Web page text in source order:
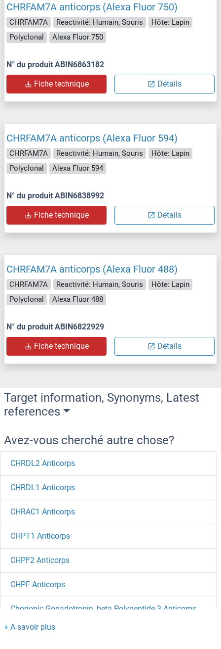
CHRFAM7A anticorps (Alexa Fluor 750)
CHRFAM7A Reactivité: Humain, Souris
Hôte: Lapin
Polyclonal
Alexa Fluor 750
N° du produit ABIN6863182
Fiche technique Détails
CHRFAM7A anticorps (Alexa Fluor 594)
CHRFAM7A Reactivité: Humain, Souris
Hôte: Lapin
Polyclonal
Alexa Fluor 594
N° du produit ABIN6838992
Fiche technique Détails
CHRFAM7A anticorps (Alexa Fluor 488)
CHRFAM7A Reactivité: Humain, Souris
Hôte: Lapin
Polyclonal
Alexa Fluor 488
N° du produit ABIN6822929
Fiche technique Détails
Target information, Synonyms, Latest
references
Avez-vous cherché autre chose?
CHRDL2 Anticorps
CHRDL1 Anticorps
CHRAC1 Anticorps
CHPT1 Anticorps
CHPF2 Anticorps
CHPF Anticorps
Chorionic Gonadotropin, beta Polypeptide 3 Anticorps
Chorionic Gonadotropin, beta Polypeptide 1 Anticorps